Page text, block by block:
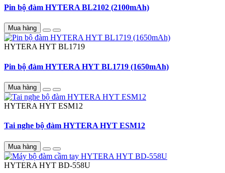
Pin bộ đàm HYTERA BL2102 (2100mAh)
Mua hàng
HYTERA HYT BL1719
Pin bộ đàm HYTERA HYT BL1719 (1650mAh)
Mua hàng
HYTERA HYT ESM12
Tai nghe bộ đàm HYTERA HYT ESM12
Mua hàng
HYTERA HYT BD-558U